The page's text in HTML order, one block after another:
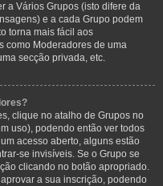
a Vários Grupos (isto difere da
e a cada Grupo podem
torna mais fácil aos
como Moderadores de uma
secção privada, etc.
clique no atalho de Grupos no
uso), podendo então ver todos
acesso aberto, alguns estão
se invisíveis. Se o Grupo se
clicando no botão apropriado.
a sua inscrição, podendo